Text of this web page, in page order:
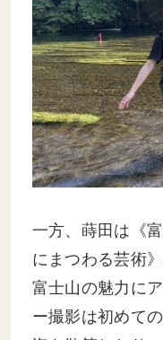
一方、蒔田は《
にまつわる芸術
富士山の魅力に
ー撮影は初めて